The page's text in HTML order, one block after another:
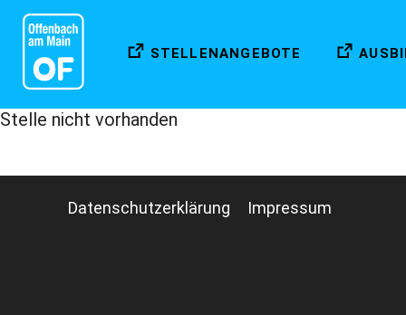
STELLENANGEBOTE
Stelle nicht vorhanden
Datenschutzerklärung Impressum